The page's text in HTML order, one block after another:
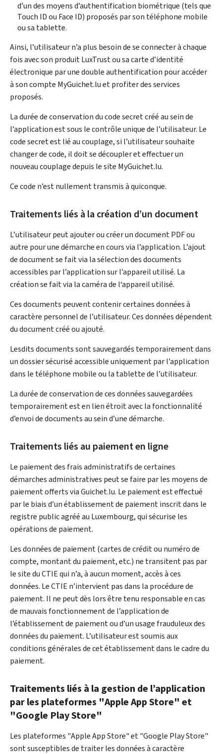
d’un des moyens d’authentification biométrique (tels que
Touch ID ou Face ID) proposés par son téléphone mobile
ou sa tablette.
Ainsi, l’utilisateur n’a plus besoin de se connecter à chaque
fois avec son produit LuxTrust ou sa carte d’identité
électronique par une double authentification pour accéder
à son compte MyGuichet.lu et profiter des services
proposés.
La durée de conservation du code secret créé au sein de
l’application est sous le contrôle unique de l’utilisateur. Le
code secret est lié au couplage, si l’utilisateur souhaite
changer de code, il doit se découpler et effectuer un
nouveau couplage depuis le site MyGuichet.lu.
Ce code n’est nullement transmis à quiconque.
Traitements liés à la création d’un document
L’utilisateur peut ajouter ou créer un document PDF ou
autre pour une démarche en cours via l’application. L’ajout
de document se fait via la sélection des documents
accessibles par l’application sur l’appareil utilisé. La
création se fait via la caméra de l‘appareil utilisé.
Ces documents peuvent contenir certaines données à
caractère personnel de l’utilisateur. Ces données dépendent
du document créé ou ajouté.
Lesdits documents sont sauvegardés temporairement dans
un dossier sécurisé accessible uniquement par l’application
dans le téléphone mobile ou la tablette de l’utilisateur.
La durée de conservation de ces données sauvegardées
temporairement est en lien étroit avec la fonctionnalité
d’envoi de documents au sein d’une démarche.
Traitements liés au paiement en ligne
Le paiement des frais administratifs de certaines
démarches administratives peut se faire par les moyens de
paiement offerts via Guichet.lu. Le paiement est effectué
par le biais d’un établissement de paiement inscrit dans le
registre public agréé au Luxembourg, qui sécurise les
opérations de paiement.
Les données de paiement (cartes de crédit ou numéro de
compte, montant du paiement, etc.) ne transitent pas par
le site du CTIE qui n’a, à aucun moment, accès à ces
données. Le CTIE n’intervient pas dans la procédure de
paiement. Il ne peut dès lors être tenu responsable en cas
de mauvais fonctionnement de l’application de
l’établissement de paiement ou d’un usage frauduleux des
données du paiement. L’utilisateur est soumis aux
conditions générales de cet établissement dans le cadre du
paiement.
Traitements liés à la gestion de l’application
par les plateformes "Apple App Store" et
"Google Play Store"
Les plateformes "Apple App Store" et "Google Play Store"
sont susceptibles de traiter les données à caractère